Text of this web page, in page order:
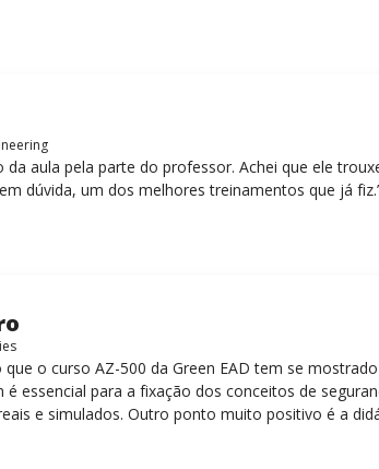
da aula pela parte do professor. Achei que ele
dúvida, um dos melhores treinamentos que já
que o curso AZ-500 da Green EAD tem se
é essencial para a fixação dos conceitos de
e simulados. Outro ponto muito positivo é a
mesmo para quem não tem uma